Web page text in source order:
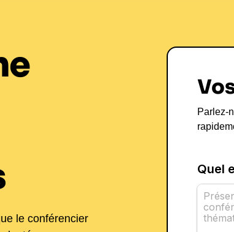
le conférencier
Parlez-